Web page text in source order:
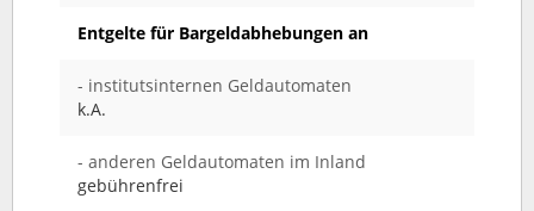
Entgelte für Bargeldabhebungen an
- institutsinternen Geldautomaten
k.A.
- anderen Geldautomaten im Inland
gebührenfrei